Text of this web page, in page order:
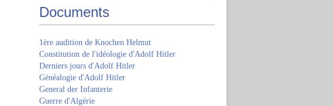
Documents
1ère audition de Knochen Helmut
Constitution de l'idéologie d'Adolf Hitler
Derniers jours d'Adolf Hitler
Généalogie d'Adolf Hitler
General der Infanterie
Guerre d'Algérie